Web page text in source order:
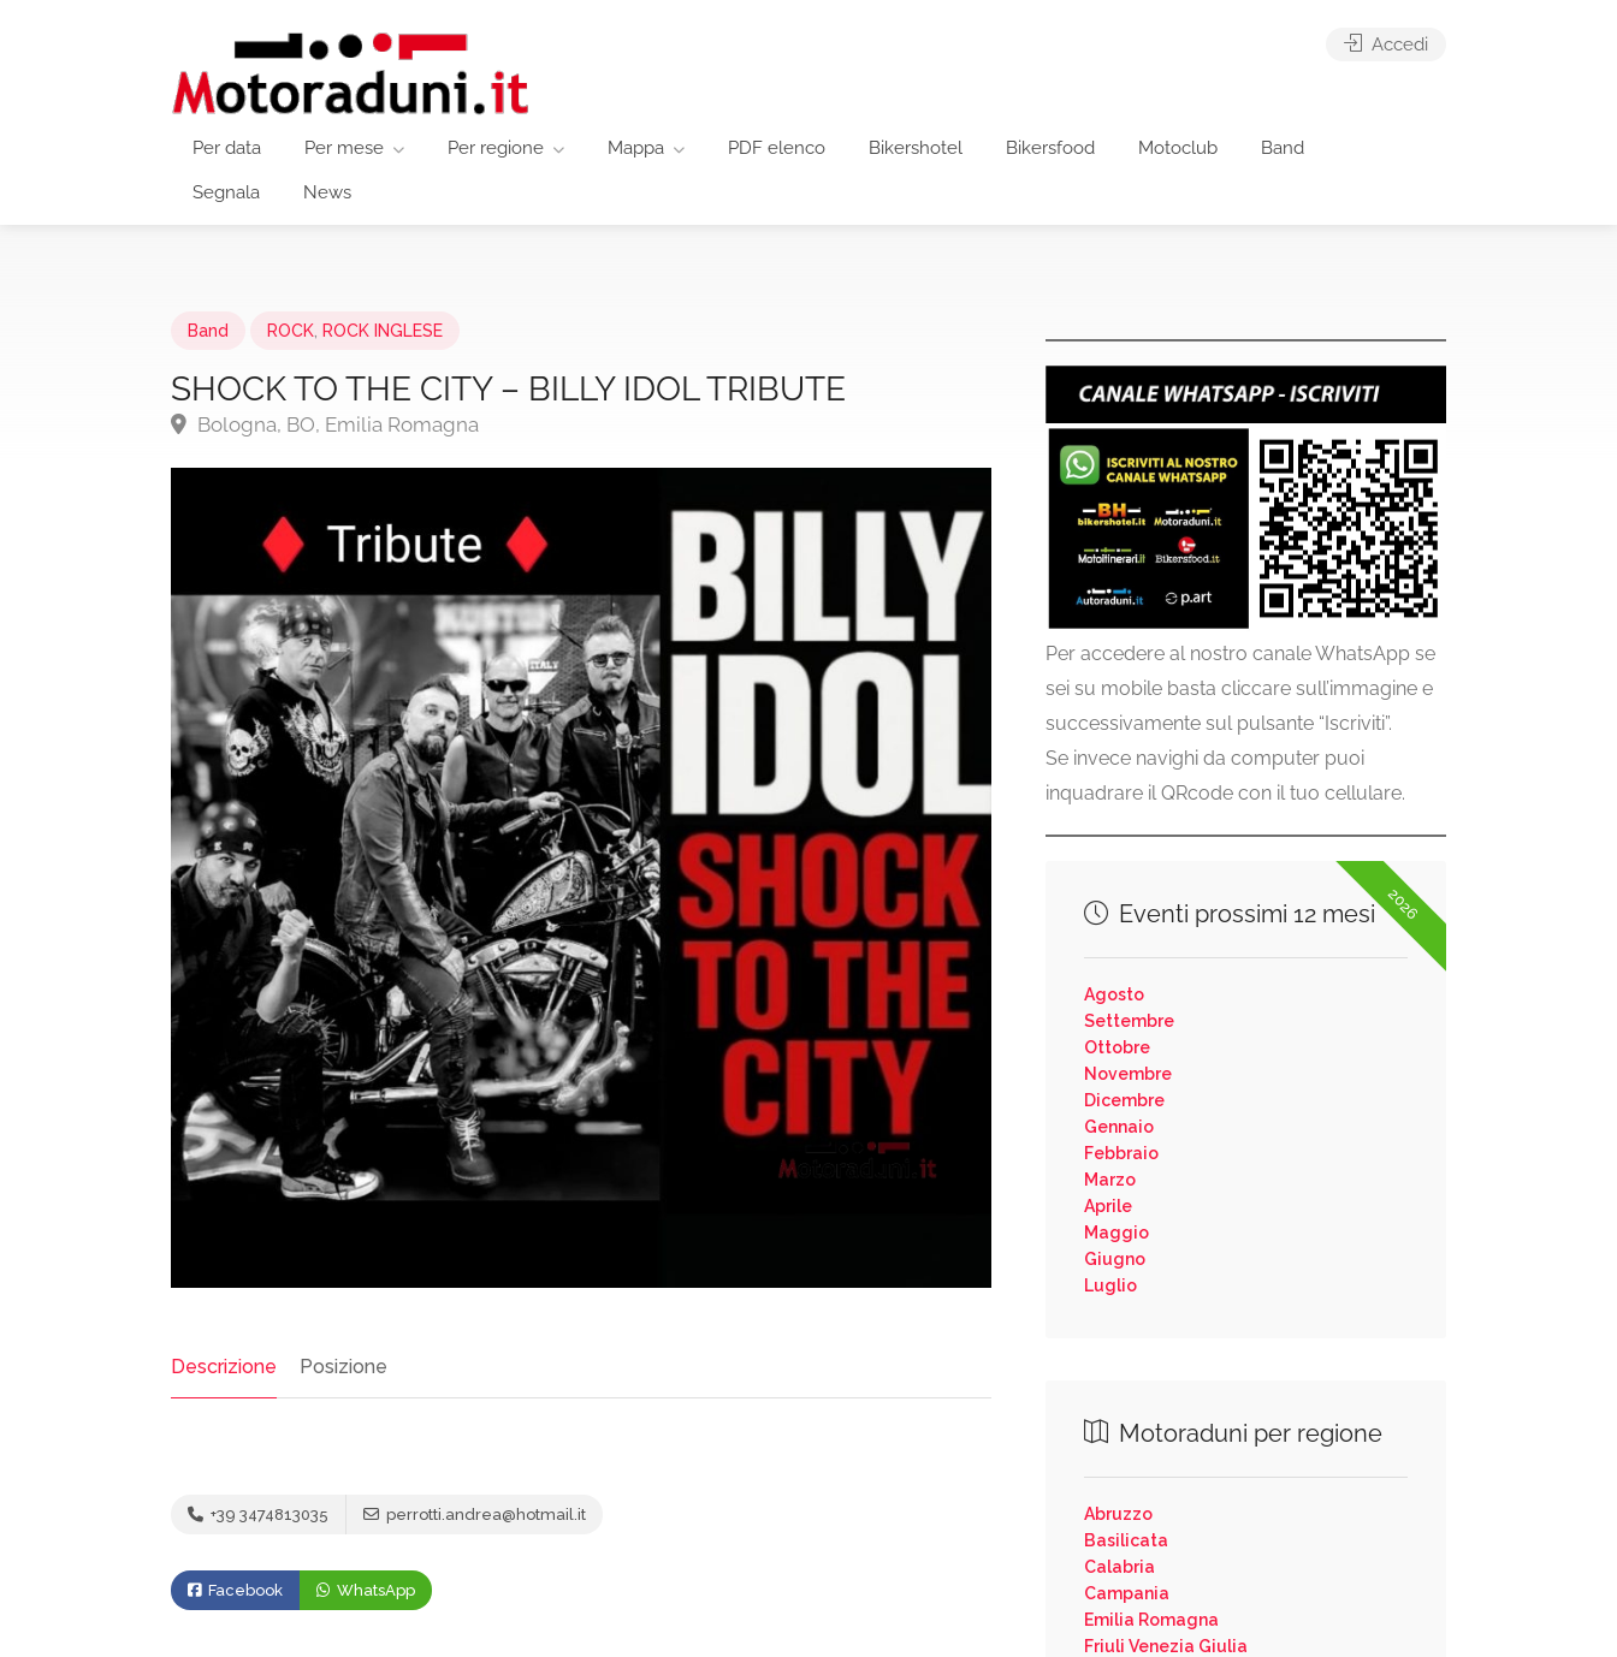
Per data Per mese Per regione Mappa PDF elenco Bikershotel Bikersfood Motoclub Band
Segnala News
Accedi
Band ROCK ROCK INGLESE
SHOCK TO THE CITY – BILLY IDOL TRIBUTE
Bologna, BO, Emilia Romagna
Descrizione Posizione
+39 3474813035 perrotti.andrea@hotmail.it
Facebook WhatsApp
Per accedere al nostro canale WhatsApp se
sei su mobile basta cliccare sull’immagine e
successivamente sul pulsante “Iscriviti”.
Se invece navighi da computer puoi
inquadrare il QRcode con il tuo cellulare.
2026
Eventi prossimi 12 mesi
Agosto
Settembre
Ottobre
Novembre
Dicembre
Gennaio
Febbraio
Marzo
Aprile
Maggio
Giugno
Luglio
Motoraduni per regione
Abruzzo
Basilicata
Calabria
Campania
Emilia Romagna
Friuli Venezia Giulia